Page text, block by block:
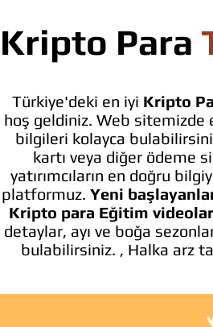
Kripto Para
Türkiye'deki en iyi Kripto
hoş geldiniz. Web sitemizde
bilgileri kolayca
kartı veya diğer ödeme
yatırımcıların en doğru
platformuz. Yeni
Kripto para Eğitim
detaylar, ayı ve boğa
bulabilirsiniz. , Halka arz